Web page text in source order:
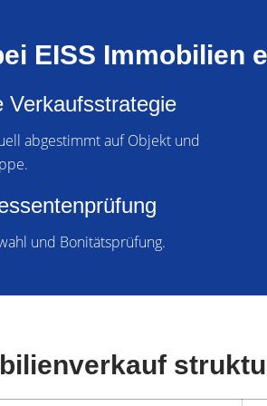
EISS Immobilien
Verkaufsstrategie
abgestimmt auf Objekt und
und Bonitätsprüfung.